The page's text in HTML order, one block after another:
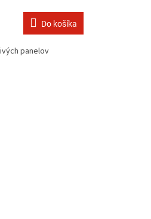
Do košíka
panelov